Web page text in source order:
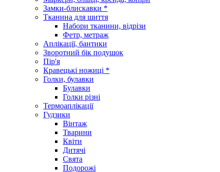
Замки-блискавки *
Тканина для шиття
Набори тканини, відрізи
Фетр, метраж
Аплікації, бантики
Зворотний бік подушок
Пір'я
Кравецькі ножиці *
Голки, булавки
Булавки
Голки різні
Термоаплікації
Гудзики
Вінтаж
Тварини
Квіти
Дитячі
Свята
Подорожі